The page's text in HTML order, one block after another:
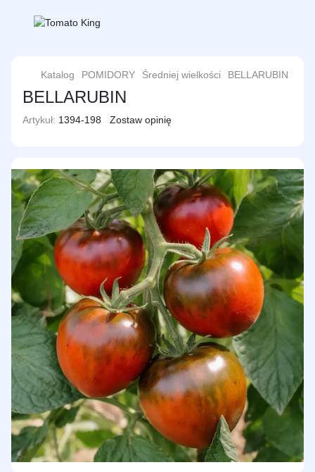
Katalog POMIDORY Średniej wielkości BELLARUBIN
BELLARUBIN
Artykuł: 1394-198 Zostaw opinię